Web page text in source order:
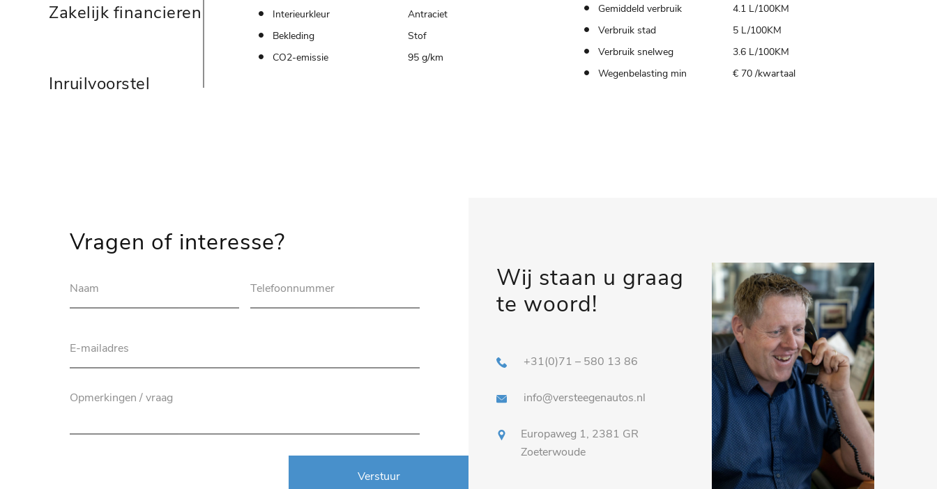
Zakelijk financieren
Inruilvoorstel
Interieurkleur
Antraciet
Bekleding
Stof
CO2-emissie
95 g/km
Gemiddeld verbruik
4.1 L/100KM
Verbruik stad
5 L/100KM
Verbruik snelweg
3.6 L/100KM
Wegenbelasting min
€ 70 /kwartaal
Vragen of interesse?
Verstuur
Wij staan u graag
te woord!
+31(0)71 – 580 13 86
info@versteegenautos.nl
Europaweg 1, 2381 GR
Zoeterwoude